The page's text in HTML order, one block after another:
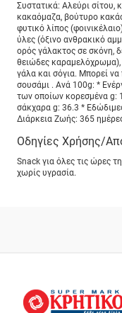
Συστατικά: Αλεύρι σίτου,
κακαόμαζα, βούτυρο
φυτικό λίπος
ύλες (όξινο ανθρακικό
ορός γάλακτος σε σκόνη,
θειώδες
γάλα και σόγια. Μπορεί να
σουσάμι . Ανά 100g: *
των οποίων κορεσμένα g:
σάκχαρα g: 36.3 *
Διάρκεια Ζωής: 365
Οδηγίες Χρήσης/
Snack για όλες τις ώρες
χωρίς υγρασία.